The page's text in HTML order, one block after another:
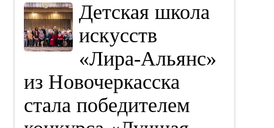
Детская школа
искусств
«Лира‑Альянс»
из Новочеркасска
стала победителем